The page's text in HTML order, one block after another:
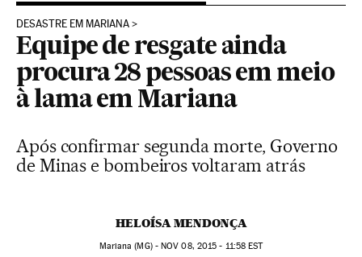
DESASTRE EM MARIANA
Equipe de resgate ainda
procura 28 pessoas em meio
à lama em Mariana
Após confirmar segunda morte, Governo
de Minas e bombeiros voltaram atrás
HELOÍSA MENDONÇA
Mariana (MG) -NOV 08, 2015 - 11:58 EST